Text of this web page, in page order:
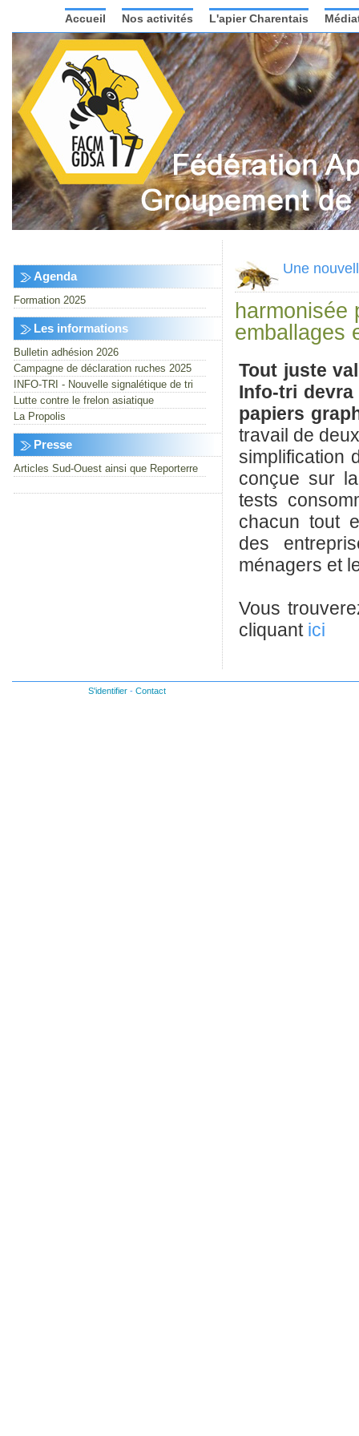
L'apier Charentais
Nos activités
Accueil
Agenda
Formation 2025
Les informations
Bulletin adhésion 2026
Campagne de déclaration ruches 2025
INFO-TRI - Nouvelle signalétique de tri
Lutte contre le frelon asiatique
La Propolis
Presse
Articles Sud-Ouest ainsi que Reporterre
Une
harmonisée
emballages
Tout juste
Info-tri
papiers
travail de
simplification
conçue sur
tests
chacun tout
des
ménagers et
Vous
cliquant ici
S'identifier - Contact